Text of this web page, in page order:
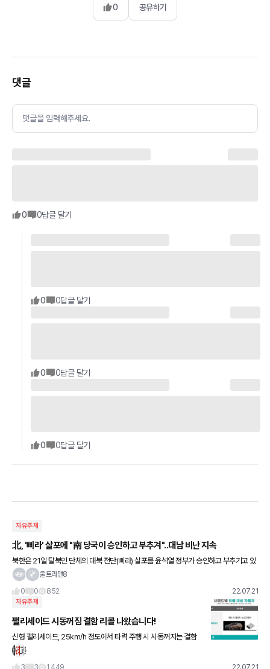
0 공유하기
댓글
댓글을 입력해주세요.
0 0답글 달기
0 0답글 달기
0 0답글 달기
0 0답글 달기
자유주제
北, '삐라' 살포에 "南 당국이 승인하고 부추겨"..대남 비난 지속
북한은 21일 탈북민 단체의 대북 전단(삐라) 살포를 윤석열 정부가 승인하고 부추기고 있
다며 대남 비난을 이어갔다. 선전매체 '우리민족끼리'는 이날 '죄는 지은 데로 가고 물은 곬
울트라맨8
0
0 852 22.07.21
자유주제
팰리세이드 시동꺼짐 결함 리콜 나왔습니다!
신형 팰리세이드, 25km/h 정도에서 타력 주행 시 시동꺼지는 결함
원인은 엔진 제어장치 소프트웨어 문제였다네요
3 3 1,449 22.07.21